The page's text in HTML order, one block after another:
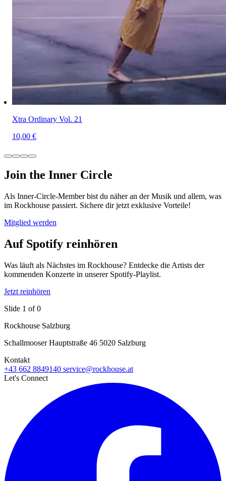
Xtra Ordinary Vol. 21
10,00 €
Join the Inner Circle
Als Inner-Circle-Member bist du näher an der Musik und allem, was
im Rockhouse passiert. Sichere dir jetzt exklusive Vorteile!
Mitglied werden
Auf Spotify reinhören
Was läuft als Nächstes im Rockhouse? Entdecke die Artists der
kommenden Konzerte in unserer Spotify-Playlist.
Jetzt reinhören
Slide 1 of 0
Rockhouse Salzburg
Schallmooser Hauptstraße 46 5020 Salzburg
Kontakt
+43 662 8849140 service@rockhouse.at
Let's Connect